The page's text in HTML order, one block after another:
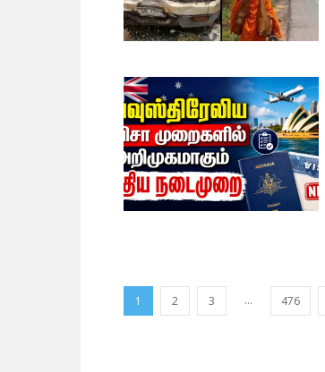
1 2 3 ... 476